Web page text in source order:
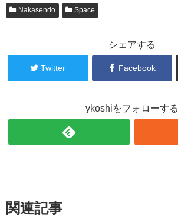
Nakasendo Space
シェアする
Twitter Facebook
ykoshiをフォローする
関連記事